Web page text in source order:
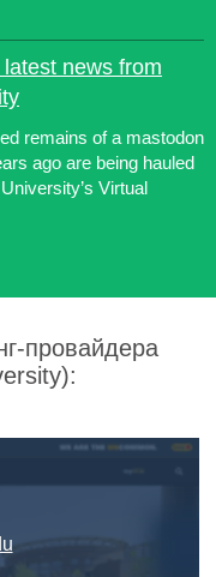
news from
remains of a mastodon
ago are being hauled
Virtual
провайдера